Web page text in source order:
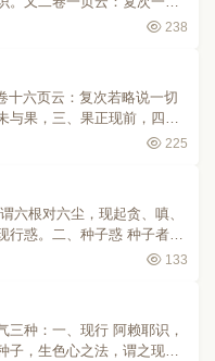
具足。不般涅槃法者；便阙
界自..
238
十六页云：复次若略说一切
与果，三、果正现前，四、
品，八、被损伏，九、不被
与果..
225
六根对六尘，现起贪、嗔、
行惑。二、种子惑 种子者，
烦恼，障诸善法，是名种子
133
三种：一、现行 阿赖耶识，
子，生色心之法，谓之现